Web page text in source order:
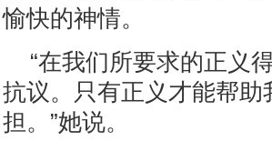
愉快的神情。
“在我们所要求的正义
抗议。只有正义才能帮
担。”她说。